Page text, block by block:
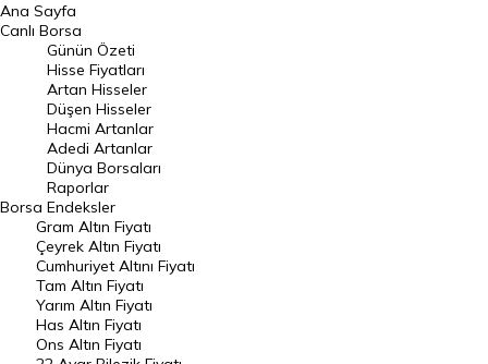
BIST 100 Hisseleri
En Çok Artan Hisseler
En Çok Düşen Hisseler
Hacmi Artanlar
Geçmiş Kapanışlar
Dünya Borsaları
Raporlar
Endeksler
DÖVİZ
Döviz Kuru
Ana Sayfa
Canlı Borsa
Borsa
Günün Özeti
Hisse Fiyatları
Artan Hisseler
Düşen Hisseler
Hacmi Artanlar
Adedi Artanlar
Dünya Borsaları
Raporlar
Endeksler
Gram Altın Fiyatı
Çeyrek Altın Fiyatı
Cumhuriyet Altını Fiyatı
Tam Altın Fiyatı
Yarım Altın Fiyatı
Has Altın Fiyatı
Ons Altın Fiyatı